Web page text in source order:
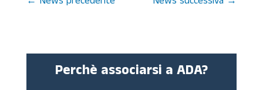
Perchè associarsi a ADA?